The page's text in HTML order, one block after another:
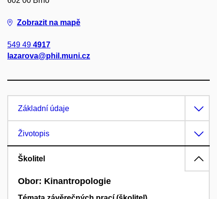
Zobrazit na mapě
549 49 4917
lazarova@phil.muni.cz
Základní údaje
Životopis
Školitel
Obor: Kinantropologie